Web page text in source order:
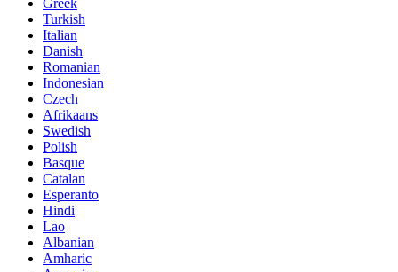
Greek
Turkish
Italian
Danish
Romanian
Indonesian
Czech
Afrikaans
Swedish
Polish
Basque
Catalan
Esperanto
Hindi
Lao
Albanian
Amharic